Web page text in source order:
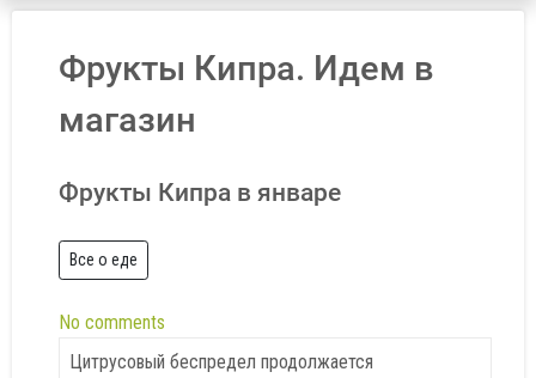
Фрукты Кипра. Идем в
магазин
Фрукты Кипра в январе
Все о еде
No comments
Цитрусовый беспредел продолжается